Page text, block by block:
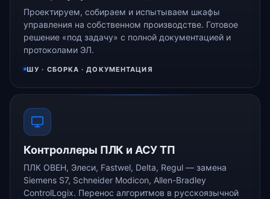
Проектируем, собираем и испытываем шкафы
управления на собственном производстве. Готовое
решение «под задачу» с полной документацией и
протоколами ЭЛ.
ШУ · СБОРКА · ДОКУМЕНТАЦИЯ
Контроллеры ПЛК и АСУ ТП
ПЛК ОВЕН, Элеси, Fastwel, Delta, Regul — замена
Siemens S7, Schneider Modicon, Allen-Bradley
ControlLogix. Перенос алгоритмов в русскоязычной